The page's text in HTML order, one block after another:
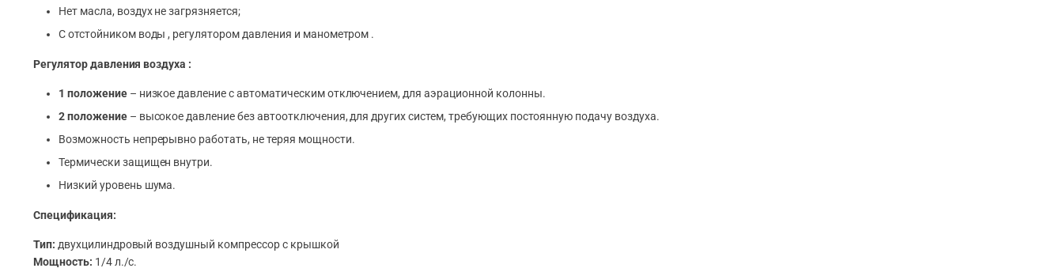
Нет масла, воздух не загрязняется;
С отстойником воды , регулятором давления и манометром .
Регулятор давления воздуха :
1 положение– низкое давление с автоматическим отключением, для аэрационной колонны.
2 положение– высокое давление без автоотключения, для других систем, требующих постоянную подачу воздуха.
Возможность непрерывно работать, не теряя мощности.
Термически защищен внутри.
Низкий уровень шума.
Спецификация:
Тип: двухцилиндровый воздушный компрессор с крышкой
Мощность: 1/4 л./с.